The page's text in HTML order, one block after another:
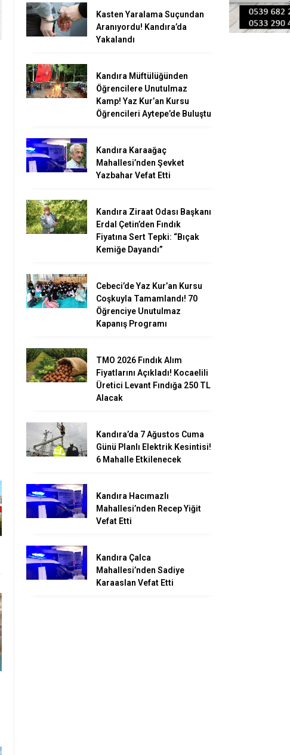
Kasten Yaralama Suçundan
Aranıyordu! Kandıra’da
Yakalandı
Kandıra Müftülüğünden
Öğrencilere Unutulmaz
Kamp! Yaz Kur’an Kursu
Öğrencileri Aytepe’de Buluştu
Kandıra Karaağaç
Mahallesi’nden Şevket
Yazbahar Vefat Etti
Kandıra Ziraat Odası Başkanı
Erdal Çetin’den Fındık
Fiyatına Sert Tepki: “Bıçak
Kemiğe Dayandı”
Cebeci’de Yaz Kur’an Kursu
Coşkuyla Tamamlandı! 70
Öğrenciye Unutulmaz
Kapanış Programı
TMO 2026 Fındık Alım
Fiyatlarını Açıkladı! Kocaelili
Üretici Levant Fındığa 250 TL
Alacak
Kandıra’da 7 Ağustos Cuma
Günü Planlı Elektrik Kesintisi!
6 Mahalle Etkilenecek
Kandıra Hacımazlı
Mahallesi’nden Recep Yiğit
Vefat Etti
Kandıra Çalca
Mahallesi’nden Sadiye
Karaaslan Vefat Etti